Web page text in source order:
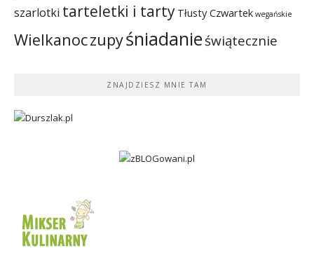
szarlotki tarteletki i tarty Tłusty Czwartek wegańskie
Wielkanoczupyśniadanieświątecznie
ZNAJDZIESZ MNIE TAM